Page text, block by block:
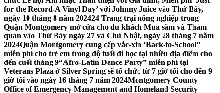
for the Record-A Vinyl Day’ với Johnny Juice vào Thứ Bảy,
ngày 10 tháng 8 năm 202424 Trang trại nông nghiệp trong
Quận Montgomery mở cửa cho du khách Mua sắm và Tham
quan vào Thứ Bảy ngày 27 và Chủ Nhật, ngày 28 tháng 7 năm
2024Quận Montgomery cung cấp vắc-xin ‘Back-to-School’’
miễn phí cho trẻ em trong độ tuổi đi học tại nhiều địa điểm cho
đến cuối tháng 9“Afro-Latin Dance Party” miễn phí tại
Veterans Plaza ở Silver Spring sẽ tổ chức từ 7 giờ tối cho đến 9
giờ tối vào ngày 16 tháng 7 năm 2024Montgomery County
Office of Emergency Management and Homeland Security